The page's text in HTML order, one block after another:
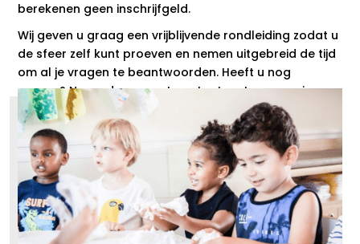
berekenen geen inschrijfgeld.
Wij geven u graag een vrijblijvende rondleiding zodat u
de sfeer zelf kunt proeven en nemen uitgebreid de tijd
om al je vragen te beantwoorden. Heeft u nog
vragen? Neem dan gerust contact met ons op via